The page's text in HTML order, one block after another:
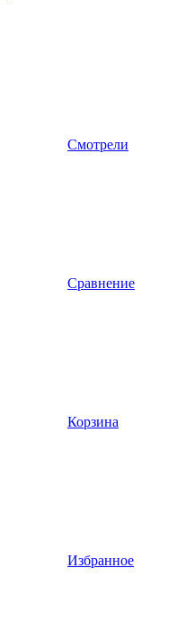
Смотрели
Сравнение
Корзина
Избранное